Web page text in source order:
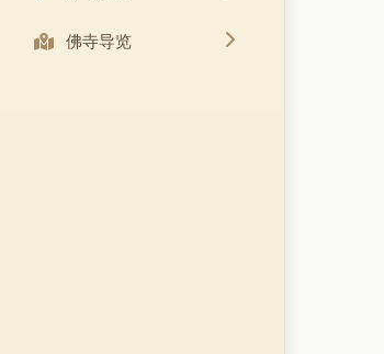
佛寺导览